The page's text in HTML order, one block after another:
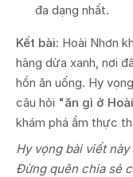
đa dạng nhất.
Kết bài: Hoài Nhơn
hàng dừa xanh, nơi
hồn ăn uống. Hy
câu hỏi "ăn gì ở
khám phá ẩm thực
Hy vọng bài viết
Đừng quên chia sẻ